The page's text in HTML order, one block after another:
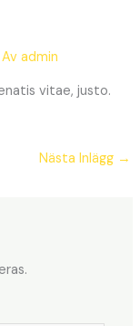
admin
vitae, justo.
Nästa Inlägg →